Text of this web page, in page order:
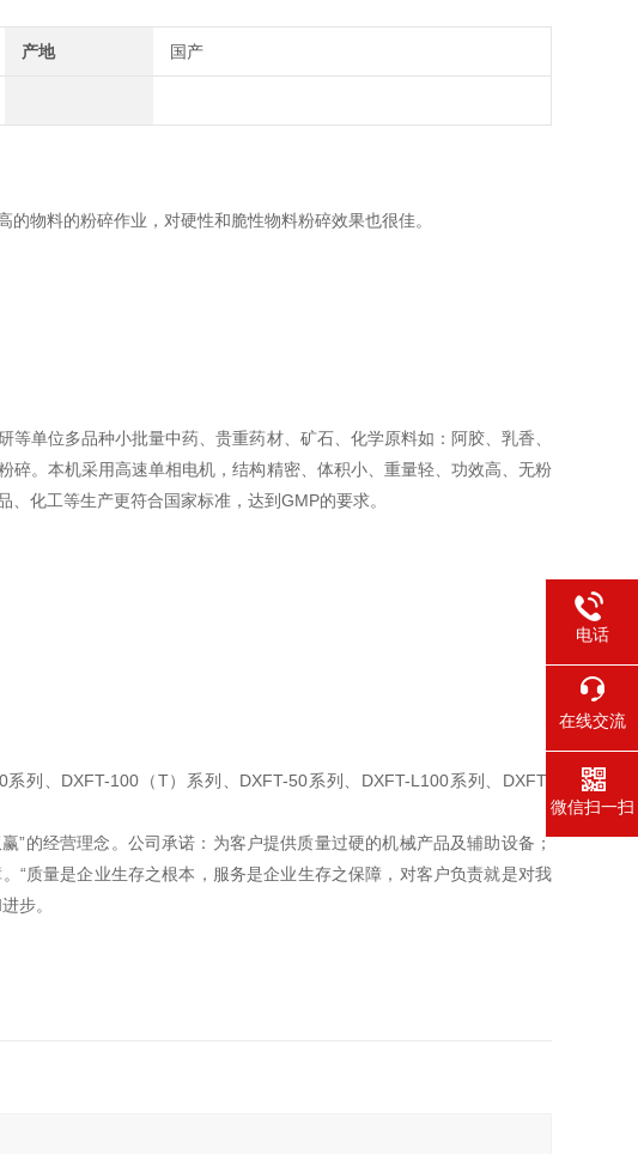
产地 国产
量高的物料的粉碎作业，对硬性和脆性物料粉碎效果也很佳。
单位多品种小批量中药、贵重药材、矿石、化学原料如：阿胶、乳香、
。本机采用高速单相电机，结构精密、体积小、重量轻、功效高、无粉
化工等生产更符合国家标准，达到GMP的要求。
列、DXFT-100（T）系列、DXFT-50系列、DXFT-L100系列、DXFT-
”的经营理念。公司承诺：为客户提供质量过硬的机械产品及辅助设备；
“质量是企业生存之根本，服务是企业生存之保障，对客户负责就是对我
步。
电话
在线交流
微信扫一扫